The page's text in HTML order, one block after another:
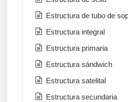
Estructura de tubo de
Estructura integral
Estructura primaria
Estructura sándwich
Estructura satelital
Estructura secundaria